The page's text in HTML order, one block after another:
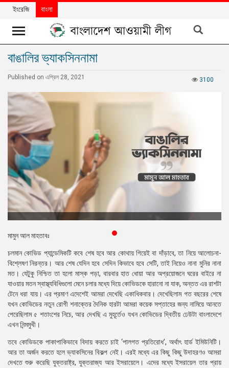
খবর
দলের
বিশেষ
নিবন্ধ
বিশেষ
প্রতিবেদন
মতামত
উন্নয়নের
বাংলাদেশ
নিউজলেটার
প্রেস
রিলিজ
প্রকাশনা
গ্যালারি
বিএনপি-
জামায়াত
সংগঠন
ইংরেজি বাংলা
বাঙালির ভ্যাকসিননামা
3100
Published on এপ্রিল 28, 2021
মামুন আল মাহতাবঃ
চলমান কোভিড প্যান্ডেমিকটি কবে শেষ হবে আর কোথায় গিয়েই বা দাঁড়াবে, তা নিয়ে আলোচনা-
বিশ্লেষণ নিরন্তর। আর শেষ যেদিন হবে সেদিন কিভাবে হবে সেটি, তাই নিয়েও নানা মুনির নানা
মত। যেটুকু নিশ্চিত তা হলো মাস্ক পড়া, বারবার হাত ধোয়া আর অপ্রয়োজনে ঘরের বাইরে না
যাওয়ার মতন স্বাস্থ্যবিধিগুলো মেনে চলার মধ্যে দিয়ে কোভিডকে হারানো না যাক, অন্তত এর রাশটা
টেনে ধরা যায়। এর প্রমাণ এদেশেই আমরা দেখেছি একাধিকবার। দেখেছিলাম গত বছরের শেষে
যখন কোভিডের নতুন রোগী শনাক্তের দৈনিক হারটা আমরা কয়েক সপ্তাহের জন্য নামিয়ে আনতে
পেরেছিলাম ৫ শতাংশের নিচে, আর দেখছি এ মুহূর্তেও যখন কোভিডের দ্বিতীয় ঢেউটা বাংলাদেশে
এখন নিন্মমুখী।
তবে কোভিডকে পাকাপাকিভাবে বিদায় করতে চাই ‘পালগত প্রতিরোধ’, অর্থাৎ হার্ড ইমিউনিটি।
আর তা অর্জন করতে হলে ভ্যাকসিনের বিকল্প নেই। এরই মধ্যে এর কিছু কিছু উদাহরণও আমরা
দেখতে শুরু করেছি যুক্তরাষ্ট্র, যুক্তরাজ্য আর ইসরায়েলে। এদের মধ্যে ইসরায়েল তার প্রায়